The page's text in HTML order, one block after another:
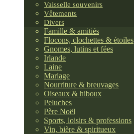
Vaisselle souvenirs
Vêtements
Divers
Famille & amitiés
Flocons, clochettes & étoiles
Gnomes, lutins et fées
Irlande
Laine
Mariage
Nourriture & breuvages
Oiseaux & hiboux
Peluches
Père Noël
Sports, loisirs & professions
Vin, bière & spiritueux